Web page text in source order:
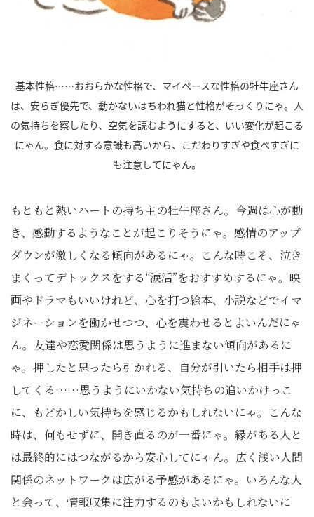
基本性格……おおらかな性格で、マイペースな性格の牡牛座さん
は、安らぎ優先で、動かないはちわれ猫と性格がそっくりにゃ。人
の気持ちを察したり、空気を読むようにすると、いい変化が起こる
にゃん。食に対する意識も高いから、こだわりすぎや食べすぎに
も注意してにゃん。
もともと熱いハートの持ち主の牡牛座さん。今週は心が動
き、感動するようなことが起こりそうにゃ。感情のアップ
ダウンが激しくなる傾向があるにゃ。こんな時こそ、泣き
まくってデトックスをする“涙活”をおすすめするにゃ。映
画やドラマもいいけれど、心を打つ絵本、小説などでイマ
ジネーションを働かせつつ、心を震わせるとよいんだにゃ
ん。友達や恋愛関係は思うように進まない傾向があるに
ゃ。押したと思ったら引かれる、自分が引いたら相手は押
してくる……思うようにいかない気持ちの追いかけっこ
に、もどかしい気持ちを感じるかもしれないにゃ。こんな
時は、何もせずに、開き直るのが一番にゃ。縁がある人と
は最終的にはつながるから安心してにゃん。広く浅い人間
関係のネットワークは広がる予感があるにゃ。いろんな人
と会って、情報収集に注力するのもよいかもしれないに